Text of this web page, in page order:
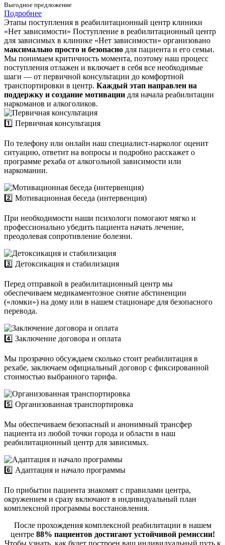
Выгодное предложение
Подробнее
Этапы поступления в реабилитационный центр клиники
«Нет зависимости» Поступление в реабилитационный центр
для зависимых в клинике «Нет зависимости» организовано
максимально просто и безопасно для пациента и его семьи.
Мы понимаем критичность момента, поэтому наш процесс
поступления отлажен и включает в себя все необходимые
шаги — от первичной консультации до комфортной
транспортировки в центр. Каждый этап направлен на
поддержку и создание мотивации для начала реабилитации
наркоманов и алкоголиков.
1️⃣ Первичная консультация
По телефону или онлайн наш специалист-нарколог оценит
ситуацию, ответит на вопросы и подробно расскажет о
программе рехаба от алкогольной зависимости или
наркомании.
2️⃣ Мотивационная беседа (интервенция)
При необходимости наши психологи помогают мягко и
профессионально убедить пациента начать лечение,
преодолевая сопротивление болезни.
3️⃣ Детоксикация и стабилизация
Перед отправкой в реабилитационный центр мы
обеспечиваем медикаментозное снятие абстиненции
(«ломки») на дому или в нашем стационаре для безопасного
перевода.
4️⃣ Заключение договора и оплата
Мы прозрачно обсуждаем сколько стоит реабилитация в
рехабе, заключаем официальный договор с фиксированной
стоимостью выбранного тарифа.
5️⃣ Организованная транспортировка
Мы обеспечиваем безопасный и анонимный трансфер
пациента из любой точки города и области в наш
реабилитационный центр для зависимых.
6️⃣ Адаптация и начало программы
По прибытии пациента знакомят с правилами центра,
окружением и сразу включают в индивидуальный план
комплексной программы восстановления.
После прохождения комплексной реабилитации в нашем
центре 88% пациентов достигают устойчивой ремиссии!
Чтобы узнать, как будет построен ваш индивидуальный путь к